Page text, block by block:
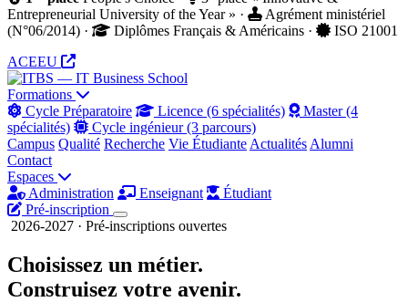
Entrepreneurial University of the Year » ·
Agrément ministériel
(N°06/2014) · Diplômes Français & Américains ·
ISO 21001
ACEEU
Formations
Cycle Préparatoire
Licence (6 spécialités)
Master (4
spécialités)
Cycle ingénieur (3 parcours)
Campus Qualité Recherche Vie Étudiante Actualités Alumni
Contact
Espaces
Administration
Enseignant
Étudiant
Pré-inscription
2026-2027 · Pré-inscriptions ouvertes
Choisissez un métier.
Construisez votre avenir.